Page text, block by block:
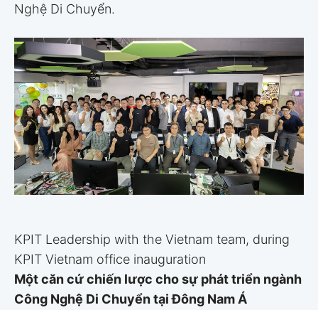
Nghệ Di Chuyển.
KPIT Leadership with the Vietnam team, during
KPIT Vietnam office inauguration
Một căn cứ chiến lược cho sự phát triển ngành
Công Nghệ Di Chuyển tại Đông Nam Á